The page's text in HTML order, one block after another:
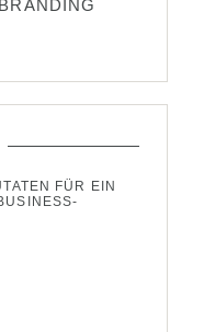
FÜR EIN